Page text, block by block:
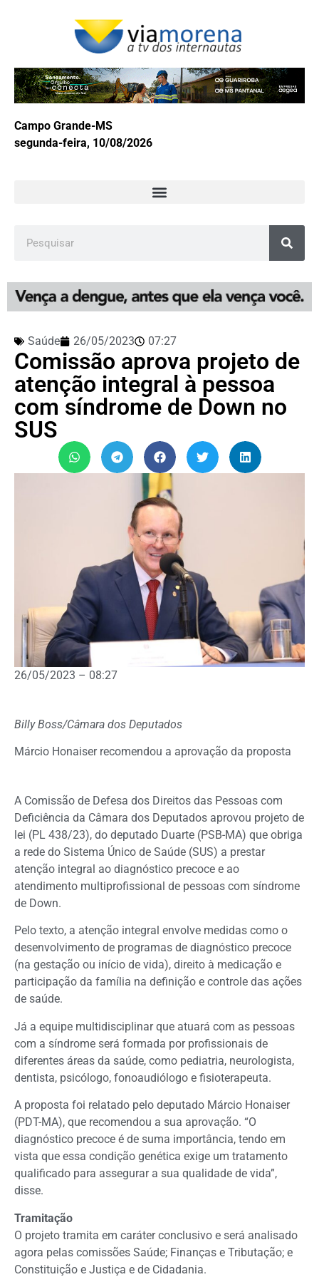
Campo Grande-MS
segunda-feira, 10/08/2026
Saúde 26/05/2023 07:27
Comissão aprova projeto de
atenção integral à pessoa
com síndrome de Down no
SUS
26/05/2023 – 08:27
Billy Boss/Câmara dos Deputados
Márcio Honaiser recomendou a aprovação da proposta
A Comissão de Defesa dos Direitos das Pessoas com
Deficiência da Câmara dos Deputados aprovou projeto de
lei (PL 438/23), do deputado Duarte (PSB-MA) que obriga
a rede do Sistema Único de Saúde (SUS) a prestar
atenção integral ao diagnóstico precoce e ao
atendimento multiprofissional de pessoas com síndrome
de Down.
Pelo texto, a atenção integral envolve medidas como o
desenvolvimento de programas de diagnóstico precoce
(na gestação ou início de vida), direito à medicação e
participação da família na definição e controle das ações
de saúde.
Já a equipe multidisciplinar que atuará com as pessoas
com a síndrome será formada por profissionais de
diferentes áreas da saúde, como pediatria, neurologista,
dentista, psicólogo, fonoaudiólogo e fisioterapeuta.
A proposta foi relatado pelo deputado Márcio Honaiser
(PDT-MA), que recomendou a sua aprovação. “O
diagnóstico precoce é de suma importância, tendo em
vista que essa condição genética exige um tratamento
qualificado para assegurar a sua qualidade de vida”,
disse.
Tramitação
O projeto tramita em caráter conclusivo e será analisado
agora pelas comissões Saúde; Finanças e Tributação; e
Constituição e Justiça e de Cidadania.